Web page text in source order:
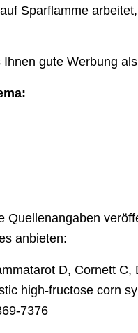
Sparflamme
gute Werbung
Quellenangaben
anbieten:
D, Cornett
high-fructose corn
7376